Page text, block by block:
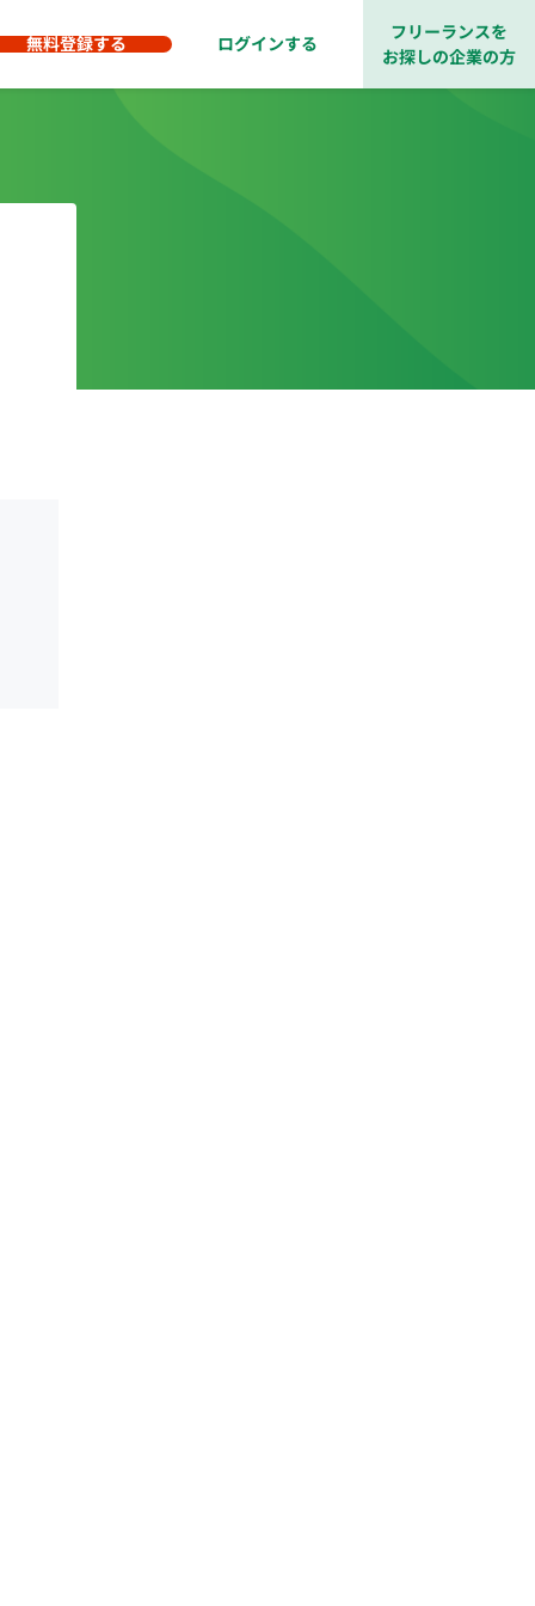
無料登録する ログインする
フリーランスを
お探しの企業の方